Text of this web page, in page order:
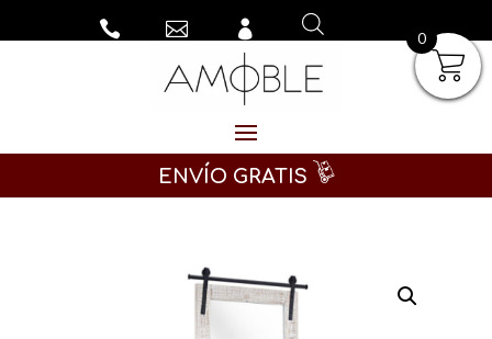
  
ENVÍO GRATIS
0